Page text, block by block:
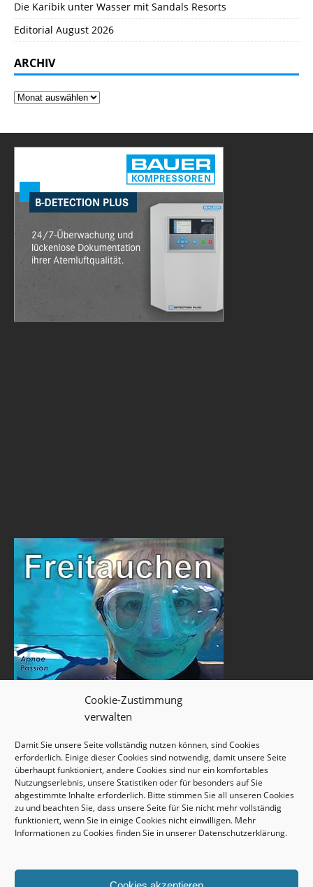
Cookie-Zustimmung
verwalten
Damit Sie unsere Seite vollständig nutzen können, sind Cookies
erforderlich. Einige dieser Cookies sind notwendig, damit unsere Seite
überhaupt funktioniert, andere Cookies sind nur ein komfortables
Nutzungserlebnis, unsere Statistiken oder für besonders auf Sie
abgestimmte Inhalte erforderlich. Bitte stimmen Sie all unseren Cookies
zu und beachten Sie, dass unsere Seite für Sie nicht mehr vollständig
funktioniert, wenn Sie in einige Cookies nicht einwilligen. Mehr
Informationen zu Cookies finden Sie in unserer Datenschutzerklärung.
Die Karibik unter Wasser mit Sandals Resorts
Editorial August 2026
ARCHIV